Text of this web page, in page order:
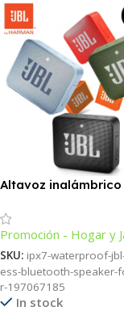
Altavoz inalámbrico
resistente al agua
exteriores
Promoción - Hogar y
SKU: ipx7-waterproof-
ess-bluetooth-speaker-
r-197067185
In stock